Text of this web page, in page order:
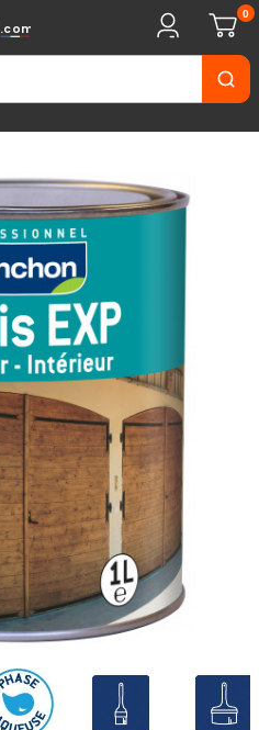
.com
0